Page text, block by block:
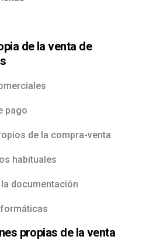
de la venta de
pago
de la compra-venta
habituales
documentación
propias de la venta